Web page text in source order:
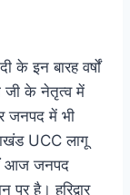
के इन बारह वर्षों
जी के नेतृत्व में
जनपद में भी
UCC लागू
आज जनपद
है। हरिद्वार